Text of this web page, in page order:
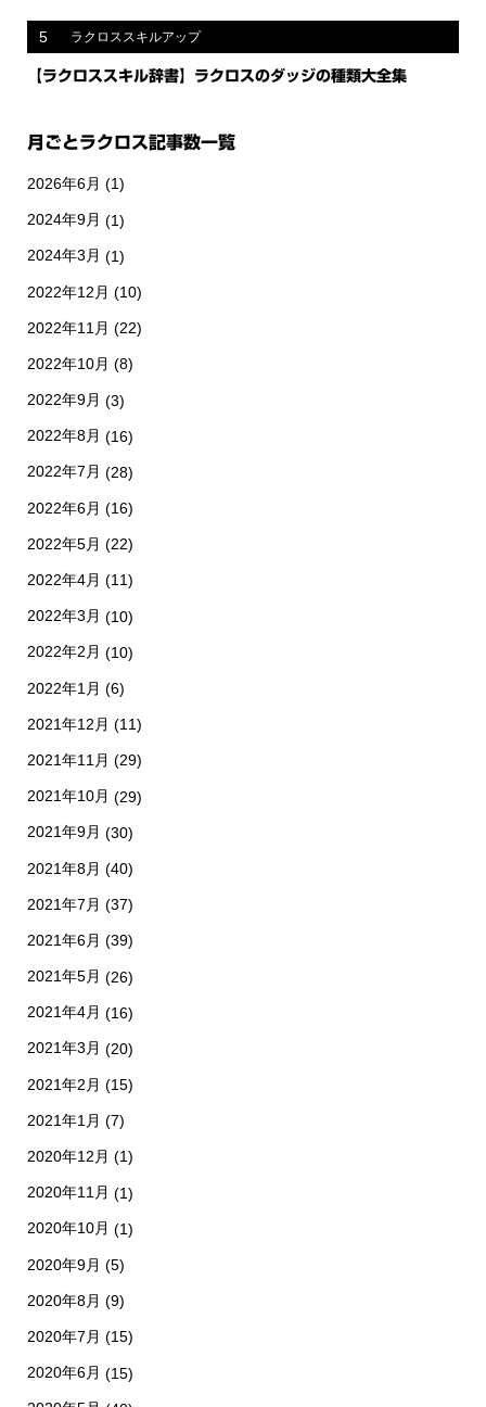
5 ラクロススキルアップ
【ラクロススキル辞書】ラクロスのダッジの種類大全集
月ごとラクロス記事数一覧
2026年6月 (1)
2024年9月 (1)
2024年3月 (1)
2022年12月 (10)
2022年11月 (22)
2022年10月 (8)
2022年9月 (3)
2022年8月 (16)
2022年7月 (28)
2022年6月 (16)
2022年5月 (22)
2022年4月 (11)
2022年3月 (10)
2022年2月 (10)
2022年1月 (6)
2021年12月 (11)
2021年11月 (29)
2021年10月 (29)
2021年9月 (30)
2021年8月 (40)
2021年7月 (37)
2021年6月 (39)
2021年5月 (26)
2021年4月 (16)
2021年3月 (20)
2021年2月 (15)
2021年1月 (7)
2020年12月 (1)
2020年11月 (1)
2020年10月 (1)
2020年9月 (5)
2020年8月 (9)
2020年7月 (15)
2020年6月 (15)